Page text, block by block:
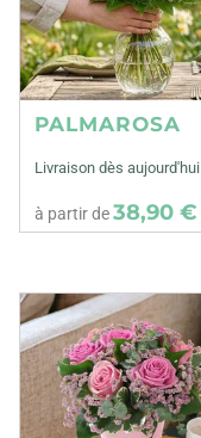
PALMAROSA
Livraison dès aujourd'hui
à partir de38,90 €